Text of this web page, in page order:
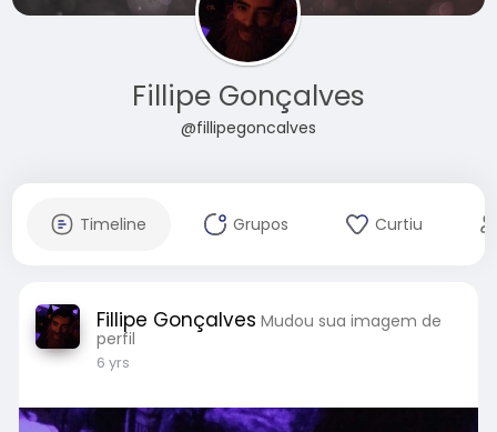
Fillipe Gonçalves
@fillipegoncalves
Timeline Grupos Curtiu
Fillipe Gonçalves Mudou sua imagem de
perfil
6 yrs